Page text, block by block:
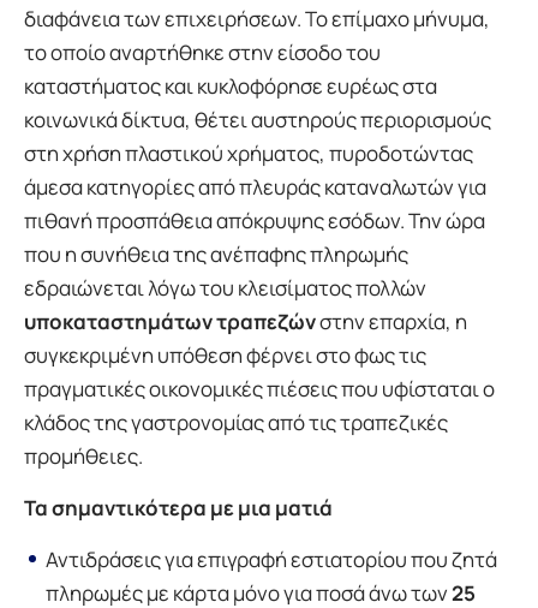
διαφάνεια των επιχειρήσεων. Το επίμαχο μήνυμα,
το οποίο αναρτήθηκε στην είσοδο του
καταστήματος και κυκλοφόρησε ευρέως στα
κοινωνικά δίκτυα, θέτει αυστηρούς περιορισμούς
στη χρήση πλαστικού χρήματος, πυροδοτώντας
άμεσα κατηγορίες από πλευράς καταναλωτών για
πιθανή προσπάθεια απόκρυψης εσόδων. Την ώρα
που η συνήθεια της ανέπαφης πληρωμής
εδραιώνεται λόγω του κλεισίματος πολλών
υποκαταστημάτων τραπεζώνστην επαρχία, η
συγκεκριμένη υπόθεση φέρνει στο φως τις
πραγματικές οικονομικές πιέσεις που υφίσταται ο
κλάδος της γαστρονομίας από τις τραπεζικές
προμήθειες.
Τα σημαντικότερα με μια ματιά
Αντιδράσεις για επιγραφή εστιατορίου που ζητά
πληρωμές με κάρτα μόνο για ποσά άνω των25